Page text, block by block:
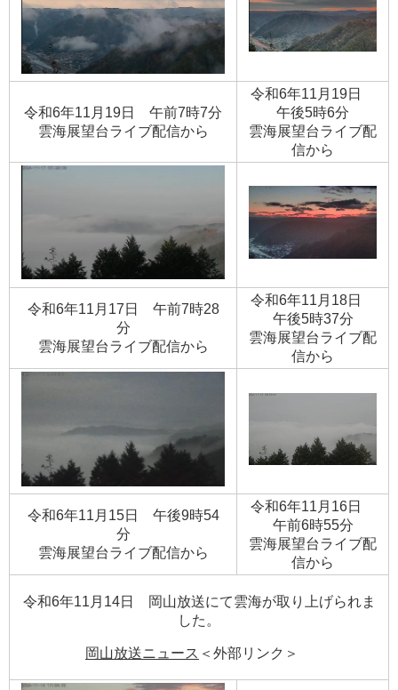
令和6年11月19日 午前7時7分
​雲海展望台ライブ配信から
令和6年11月19日
午後5時6分
​雲海展望台ライブ配
信から
令和6年11月17日 午前7時28
分
​雲海展望台ライブ配信から
令和6年11月18日
午後5時37分
​雲海展望台ライブ配
信から
令和6年11月15日 午後9時54
分
​雲海展望台ライブ配信から
令和6年11月16日
午前6時55分
​雲海展望台ライブ配
信から
令和6年11月14日 岡山放送にて雲海が取り上げられま
した。
岡山放送ニュース ＜外部リンク＞